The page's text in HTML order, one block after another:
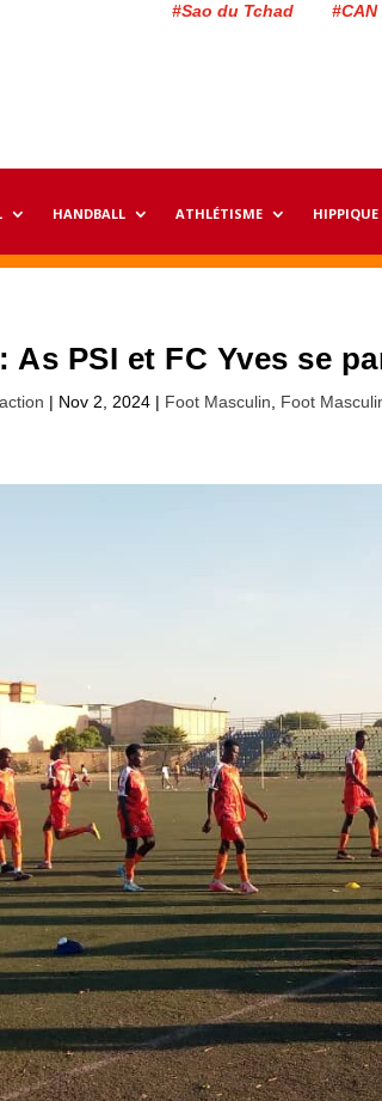
#Sao du Tchad
HANDBALL ATHLÉTISME HIPPIQUE
As PSI et FC Yves se
| Nov 2, 2024| Foot Masculin Foot